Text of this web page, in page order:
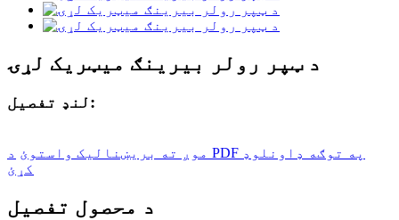
د ټپر رولر بیرینګ میټریک لړۍ
لنډ تفصیل:
موږ ته بریښنالیک واستوئ د PDF په توګه ډاونلوډ
کړئ
د محصول تفصیل